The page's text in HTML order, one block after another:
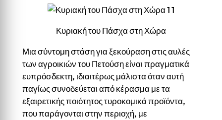
Κυριακή του Πάσχα στη Χώρα
Μια σύντομη στάση για ξεκούραση στις αυλές
των αγροικιών του Πετούση είναι πραγματικά
ευπρόσδεκτη, ιδιαιτέρως μάλιστα όταν αυτή
παγίως συνοδεύεται από κέρασμα με τα
εξαιρετικής ποιότητος τυροκομικά προϊόντα,
που παράγονται στην περιοχή, με